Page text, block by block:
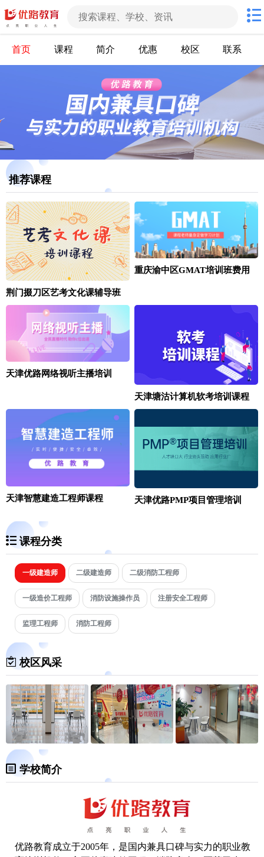
首页 课程 简介 优惠 校区 联系
推荐课程
荆门掇刀区艺考文化课辅导班
重庆渝中区GMAT培训班费用
天津优路网络视听主播培训
天津塘沽计算机软考培训课程
天津智慧建造工程师课程 天津优路PMP项目管理培训
课程分类
一级建造师 二级建造师 二级消防工程师
一级造价工程师 消防设施操作员 注册安全工程师
监理工程师 消防工程师
校区风采
学校简介
优路教育成立于2005年，是国内兼具口碑与实力的职业教